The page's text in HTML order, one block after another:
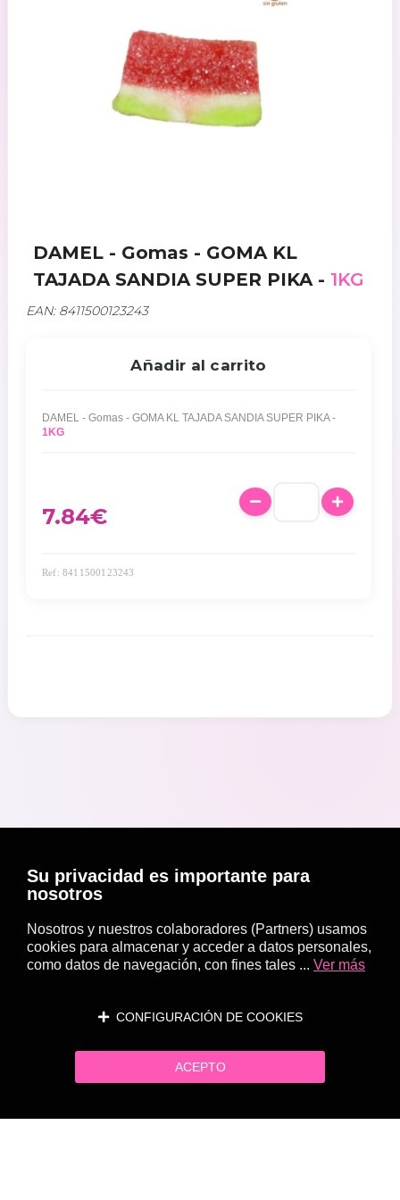
DAMEL - Gomas - GOMA KL
TAJADA SANDIA SUPER PIKA - 1KG
EAN: 8411500123243
Añadir al carrito
DAMEL - Gomas - GOMA KL TAJADA SANDIA SUPER PIKA -
1KG
7.84€
Ref: 8411500123243
Su privacidad es importante para
nosotros
Nosotros y nuestros colaboradores (Partners) usamos
cookies para almacenar y acceder a datos personales,
como datos de navegación, con fines tales ... Ver más
CONFIGURACIÓN DE COOKIES
ACEPTO